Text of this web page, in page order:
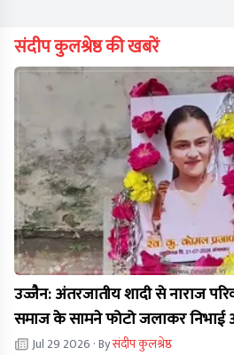
संदीप कुलश्रेष्ठ की खबरें
उज्जैन: अंतरजातीय शादी से नाराज
समाज के सामने फोटो जलाकर निभाई
Jul 29 2026 · Byसंदीप कुलश्रेष्ठ